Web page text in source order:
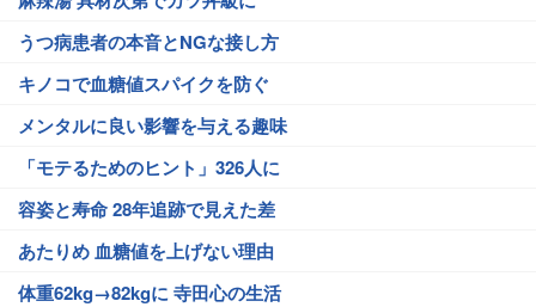
うつ病患者の本音とNGな接し方
キノコで血糖値スパイクを防ぐ
メンタルに良い影響を与える趣味
「モテるためのヒント」326人に
容姿と寿命 28年追跡で見えた差
あたりめ 血糖値を上げない理由
体重62kg→82kgに 寺田心の生活